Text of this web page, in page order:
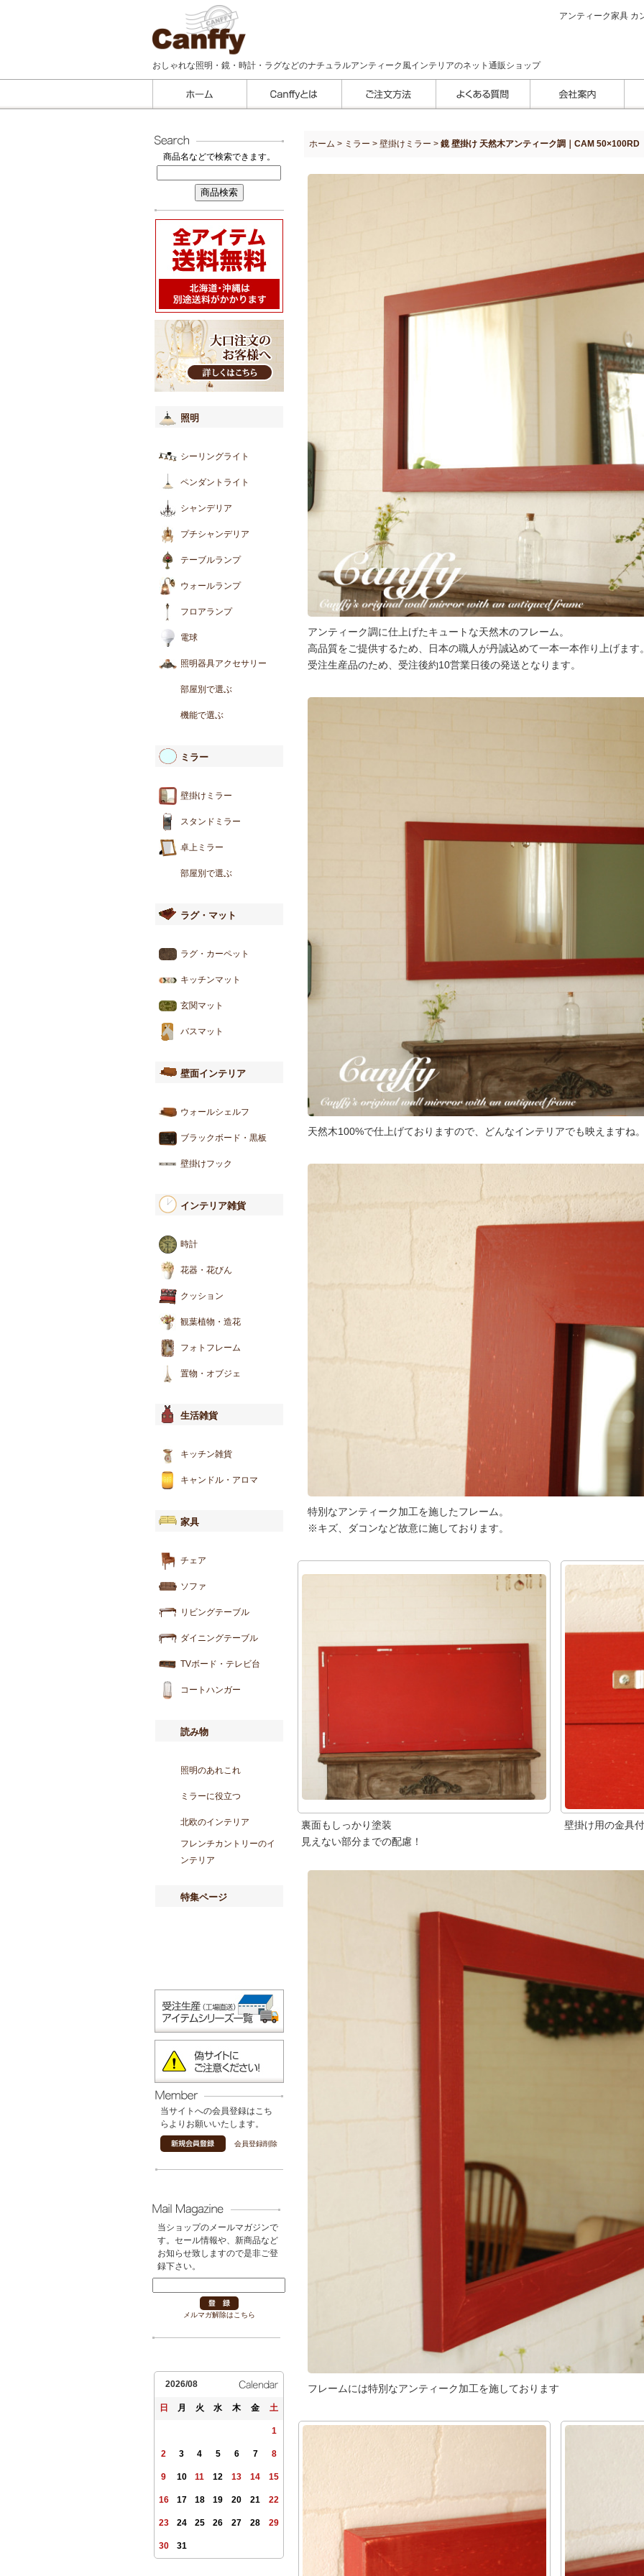
アンティーク家具 カ
おしゃれな照明・鏡・時計・ラグなどのナチュラルアンティーク風インテリアのネット通販ショップ
商品名などで検索できます。
照明
シーリングライト
ペンダントライト
シャンデリア
プチシャンデリア
テーブルランプ
ウォールランプ
フロアランプ
電球
照明器具アクセサリー
部屋別で選ぶ
機能で選ぶ
ミラー
壁掛けミラー
スタンドミラー
卓上ミラー
部屋別で選ぶ
ラグ・マット
ラグ・カーペット
キッチンマット
玄関マット
バスマット
壁面インテリア
ウォールシェルフ
ブラックボード・黒板
壁掛けフック
インテリア雑貨
時計
花器・花びん
クッション
観葉植物・造花
フォトフレーム
置物・オブジェ
生活雑貨
キッチン雑貨
キャンドル・アロマ
家具
チェア
ソファ
リビングテーブル
ダイニングテーブル
TVボード・テレビ台
コートハンガー
読み物
照明のあれこれ
ミラーに役立つ
北欧のインテリア
フレンチカントリーのイ
ンテリア
特集ページ
当サイトへの会員登録はこち
らよりお願いいたします。
会員登録削除
当ショップのメールマガジンで
す。セール情報や、新商品など
お知らせ致しますので是非ご登
録下さい。
メルマガ解除はこちら
2026/08
日 月 火 水 木 金 土
1
2 3 4 5 6 7 8
9 10 11 12 13 14 15
16 17 18 19 20 21 22
23 24 25 26 27 28 29
30 31
ホーム > ミラー > 壁掛けミラー > 鏡 壁掛け 天然木アンティーク調｜CAM 50×100RD
アンティーク調に仕上げたキュートな天然木のフレーム。
高品質をご提供するため、日本の職人が丹誠込めて一本一本作り上げます
受注生産品のため、受注後約10営業日後の発送となります。
天然木100%で仕上げておりますので、どんなインテリアでも映えますね
特別なアンティーク加工を施したフレーム。
※キズ、ダコンなど故意に施しております。
裏面もしっかり塗装
見えない部分までの配慮！
壁掛け用の金具
フレームには特別なアンティーク加工を施しております